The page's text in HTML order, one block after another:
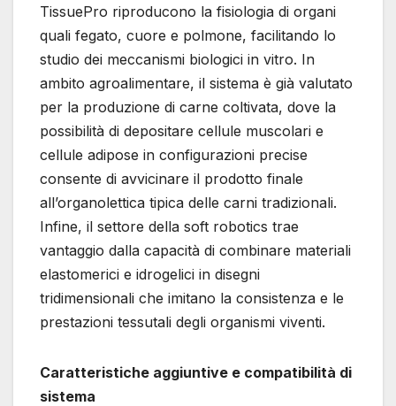
TissuePro riproducono la fisiologia di organi
quali fegato, cuore e polmone, facilitando lo
studio dei meccanismi biologici in vitro. In
ambito agroalimentare, il sistema è già valutato
per la produzione di carne coltivata, dove la
possibilità di depositare cellule muscolari e
cellule adipose in configurazioni precise
consente di avvicinare il prodotto finale
all’organolettica tipica delle carni tradizionali.
Infine, il settore della soft robotics trae
vantaggio dalla capacità di combinare materiali
elastomerici e idrogelici in disegni
tridimensionali che imitano la consistenza e le
prestazioni tessutali degli organismi viventi.
Caratteristiche aggiuntive e compatibilità di
sistema